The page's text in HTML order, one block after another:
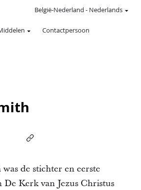
Contactpersoon
België-Nederland - Nederlands
was de stichter en eerste
De Kerk van Jezus Christus